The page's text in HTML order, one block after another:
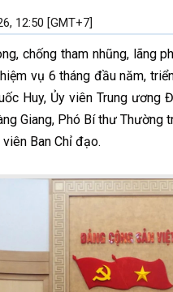
12:50 [GMT+7]
chống tham nhũng, lãng
vụ 6 tháng đầu năm,
Huy, Ủy viên Trung ương
Giang, Phó Bí thư Thường
Ban Chỉ đạo.